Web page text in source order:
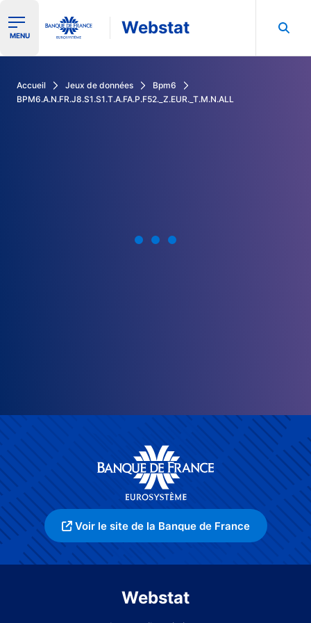
Ouvrir le menu de navigation
MENU Webstat
Accueil Jeux de données
Bpm6
BPM6.A.N.FR.J8.S1.S1.T.A.FA.P.F52._Z.EUR._T.M.N.ALL
Voir le site de la Banque de France
Webstat